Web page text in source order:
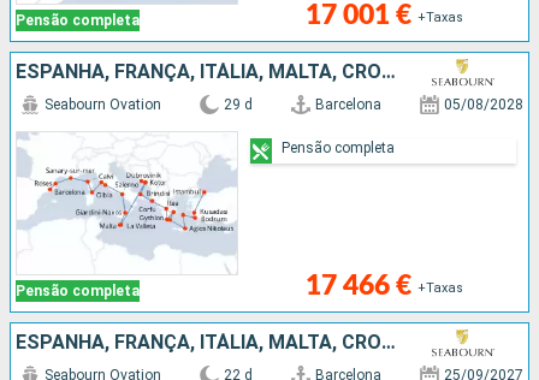
Pensão completa 17 001 € +Taxas
ESPANHA, FRANÇA, ITÁLIA, MALTA, CROÁCIA, MONTENEGRO, GRÉCIA, TURQUIA
Pensão completa
Seabourn Ovation 29 d Barcelona 05/08/2028
17 466 € +Taxas
Pensão completa
ESPANHA, FRANÇA, ITÁLIA, MALTA, CROÁCIA, MONTENEGRO, GRÉCIA
Seabourn Ovation 22 d Barcelona 25/09/2027